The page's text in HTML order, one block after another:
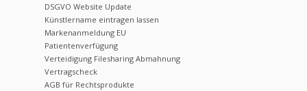
DSGVO Website Update
Künstlername eintragen lassen
Markenanmeldung EU
Patientenverfügung
Verteidigung Filesharing Abmahnung
Vertragscheck
AGB für Rechtsprodukte